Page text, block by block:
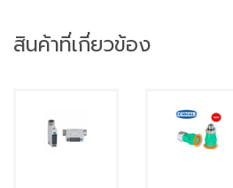
สินค้าที่เกี่ยวข้อง